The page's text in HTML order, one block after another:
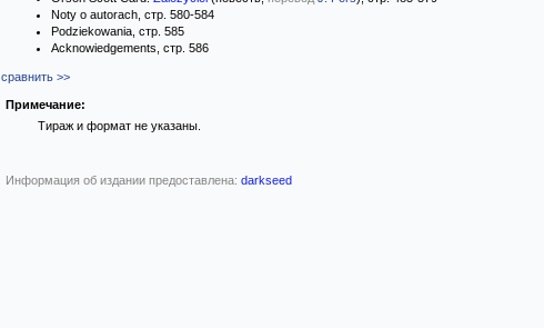
Noty o autorach, стр. 580-584
Podziekowania, стр. 585
Acknowiedgements, стр. 586
сравнить >>
Примечание:
Тираж и формат не указаны.
Информация об издании предоставлена: darkseed